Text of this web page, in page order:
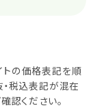
の価格表記を順
税込表記が混在
認ください。